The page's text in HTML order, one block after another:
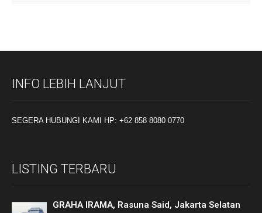
INFO LEBIH LANJUT
SEGERA HUBUNGI KAMI HP: +62 858 8080 0770
LISTING TERBARU
GRAHA IRAMA, Rasuna Said, Jakarta Selatan